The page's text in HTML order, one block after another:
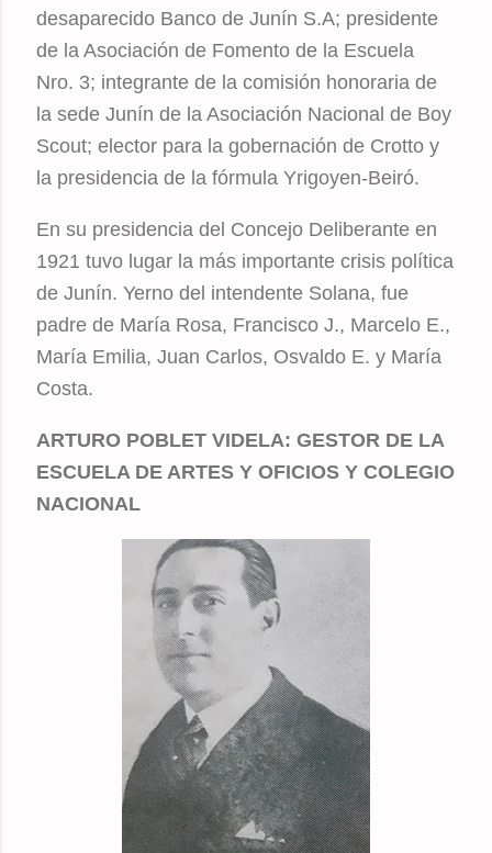
desaparecido Banco de Junín S.A; presidente
de la Asociación de Fomento de la Escuela
Nro. 3; integrante de la comisión honoraria de
la sede Junín de la Asociación Nacional de Boy
Scout; elector para la gobernación de Crotto y
la presidencia de la fórmula Yrigoyen-Beiró.
En su presidencia del Concejo Deliberante en
1921 tuvo lugar la más importante crisis política
de Junín. Yerno del intendente Solana, fue
padre de María Rosa, Francisco J., Marcelo E.,
María Emilia, Juan Carlos, Osvaldo E. y María
Costa.
ARTURO POBLET VIDELA: GESTOR DE LA
ESCUELA DE ARTES Y OFICIOS Y COLEGIO
NACIONAL